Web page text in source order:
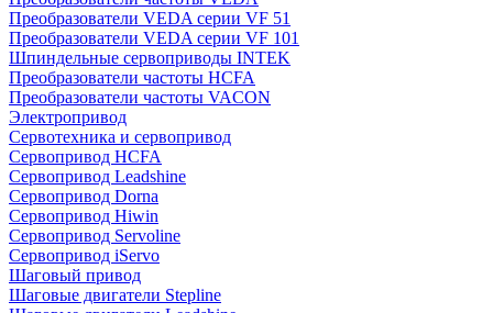
Преобразователи VEDA серии VF 51
Преобразователи VEDA серии VF 101
Шпиндельные сервоприводы INTEK
Преобразователи частоты HCFA
Преобразователи частоты VACON
Электропривод
Сервотехника и сервопривод
Сервопривод HCFA
Сервопривод Leadshine
Сервопривод Dorna
Сервопривод Hiwin
Сервопривод Servoline
Сервопривод iServo
Шаговый привод
Шаговые двигатели Stepline